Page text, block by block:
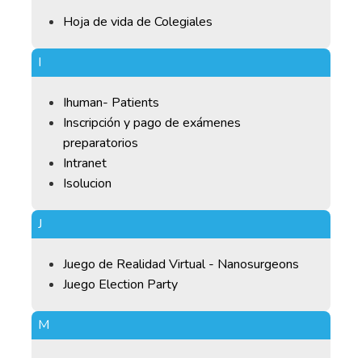
Hoja de vida de Colegiales
I
Ihuman- Patients
Inscripción y pago de exámenes
preparatorios
Intranet
Isolucion
J
Juego de Realidad Virtual - Nanosurgeons
Juego Election Party
M